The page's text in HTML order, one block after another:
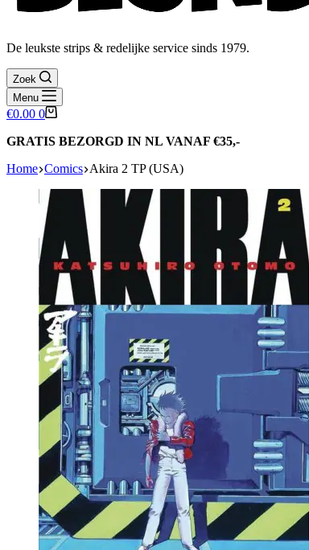
De leukste strips & redelijke service sinds 1979.
Zoek
Menu
Winkelwagen
€0.00 0
GRATIS BEZORGD IN NL VANAF €35,-
Home Comics Akira 2 TP (USA)